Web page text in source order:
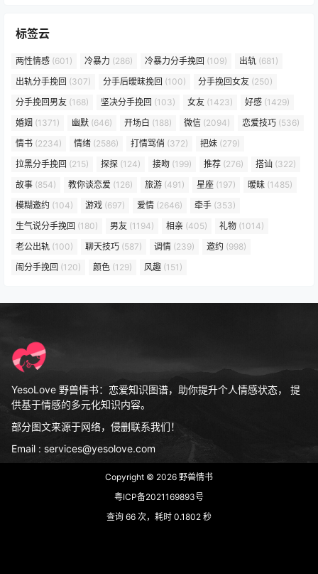
标签云
两性情感 (601) 冷暴力 (286) 冷暴力分手挽回 (109) 出轨 (681)
出轨分手挽回 (307) 分手后暧昧挽回 (100) 分手挽回女友 (250)
分手挽回男友 (168) 坚决分手挽回 (103) 女友 (1423) 好感 (1429)
婚姻 (1371) 幽默 (646) 开场白 (188) 微信 (2094) 恋爱技巧 (536)
情书 (2234) 情绪 (2586) 打情骂俏 (372) 把妹 (279)
拉黑分手挽回 (215) 探探 (124) 接吻 (199) 推荐 (276) 搭讪 (322)
故事 (854) 教你谈恋爱 (126) 旅游 (491) 星座 (197) 暧昧 (1485)
模糊邀约 (104) 游戏 (697) 爱情 (2646) 牵手 (353)
生气说分手挽回 (180) 男友 (1194) 相亲 (405) 礼物 (1014)
老公出轨 (100) 聊天技巧 (587) 调情 (239) 邀约 (998)
闹分手挽回 (120) 颜色 (129) 风趣 (151)
YesoLove 野兽情书：恋爱知识图谱，助你提升个人情感状态， 提
供基于情感的多元化知识内容。
部分图文来源于网络，侵删联系我们！
Email : services@yesolove.com
Copyright © 2026 野兽情书
粤ICP备2021169893号
查询 66 次，耗时 0.1802 秒